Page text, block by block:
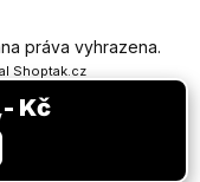
práva vyhrazena.
Shoptak.cz